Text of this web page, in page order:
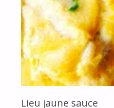
Lieu jaune sauce